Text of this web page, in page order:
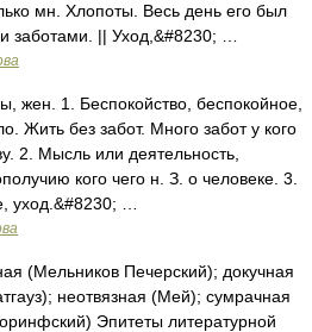
мн. Хлопоты. Весь день его был
заботами. || Уход,&#8230; …
1. Беспокойство, беспокойное,
Жить без забот. Много забот у кого
2. Мысль или деятельность,
кого чего н. З. о человеке. 3.
уход.&#8230; …
(Мельников Печерский); докучная
неотвязная (Мей); сумрачная
Эпитеты литературной